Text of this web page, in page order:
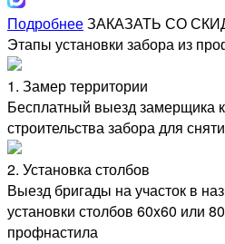
ПодробнееЗАКАЗАТЬ СО
Этапы установки забора из
1. Замер территории
Бесплатный выезд замерщика
строительства забора для
2. Установка столбов
Выезд бригады на участок в
установки столбов 60x60 или
профнастила